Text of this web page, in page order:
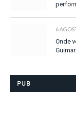
6
Onde
PUB